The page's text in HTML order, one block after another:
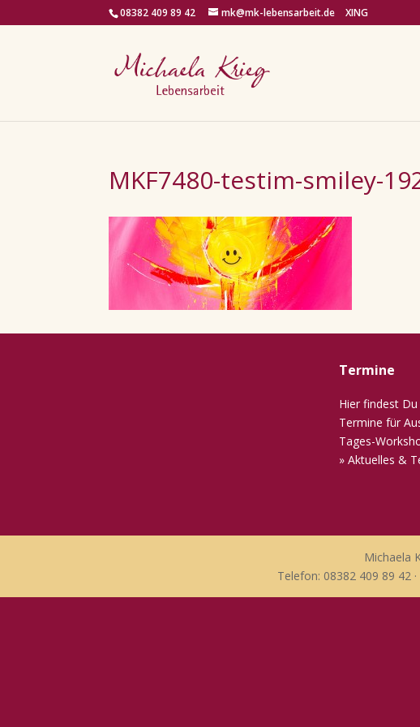
08382 409 89 42 mk@mk-lebensarbeit.de XING
MKF7480-testim-smiley-
Termine
Hier findest
Termine für
Tages-
» Aktuelles &
Michaela
Telefon: 08382 409 89 42